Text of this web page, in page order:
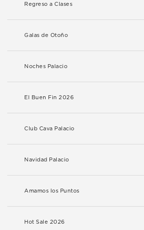
Regreso a Clases
Galas de Otoño
Noches Palacio
El Buen Fin 2026
Club Cava Palacio
Navidad Palacio
Amamos los Puntos
Hot Sale 2026